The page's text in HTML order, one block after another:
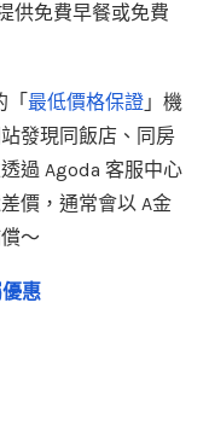
供免費早餐或免費
「 最低價格保證 」機
發現同飯店、同房
過 Agoda 客服中心
價，通常會以 A金
～
惠